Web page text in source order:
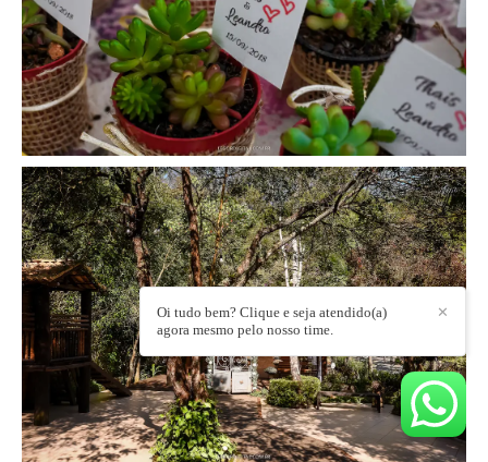
✕
Oi tudo bem? Clique e seja atendido(a)
agora mesmo pelo nosso time.